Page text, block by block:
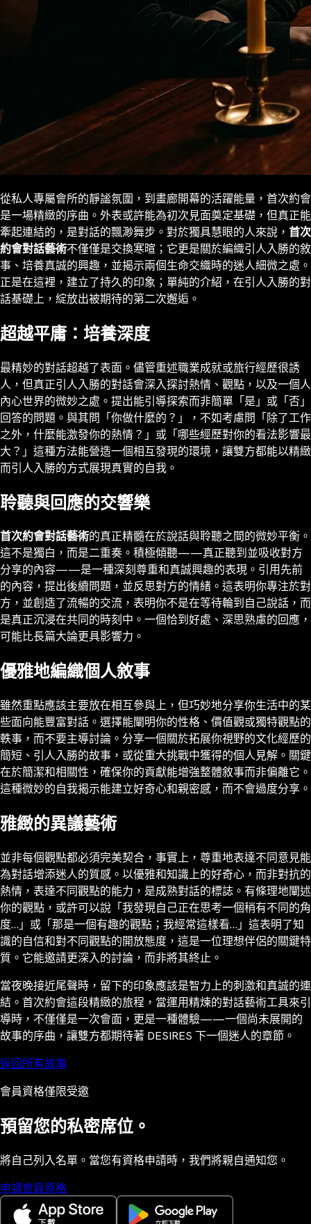
從私人專屬會所的靜謐氛圍，到畫廊開幕的活躍能量，首次約會
是一場精緻的序曲。外表或許能為初次見面奠定基礎，但真正能
牽起連結的，是對話的飄渺舞步。對於獨具慧眼的人來說， 首次
約會對話藝術不僅僅是交換寒暄；它更是關於編織引人入勝的敘
事、培養真誠的興趣，並揭示兩個生命交織時的迷人細微之處。
正是在這裡，建立了持久的印象；單純的介紹，在引人入勝的對
話基礎上，綻放出被期待的第二次邂逅。
超越平庸：培養深度
最精妙的對話超越了表面。儘管重述職業成就或旅行經歷很誘
人，但真正引人入勝的對話會深入探討熱情、觀點，以及一個人
內心世界的微妙之處。提出能引導探索而非簡單「是」或「否」
回答的問題。與其問「你做什麼的？」，不如考慮問「除了工作
之外，什麼能激發你的熱情？」或「哪些經歷對你的看法影響最
大？」這種方法能營造一個相互發現的環境，讓雙方都能以精緻
而引人入勝的方式展現真實的自我。
聆聽與回應的交響樂
首次約會對話藝術的真正精髓在於說話與聆聽之間的微妙平衡。
這不是獨白，而是二重奏。積極傾聽——真正聽到並吸收對方
分享的內容——是一種深刻尊重和真誠興趣的表現。引用先前
的內容，提出後續問題，並反思對方的情緒。這表明你專注於對
方，並創造了流暢的交流，表明你不是在等待輪到自己說話，而
是真正沉浸在共同的時刻中。一個恰到好處、深思熟慮的回應，
可能比長篇大論更具影響力。
優雅地編織個人敘事
雖然重點應該主要放在相互參與上，但巧妙地分享你生活中的某
些面向能豐富對話。選擇能闡明你的性格、價值觀或獨特觀點的
軼事，而不要主導討論。分享一個關於拓展你視野的文化經歷的
簡短、引人入勝的故事，或從重大挑戰中獲得的個人見解。關鍵
在於簡潔和相關性，確保你的貢獻能增強整體敘事而非偏離它。
這種微妙的自我揭示能建立好奇心和親密感，而不會過度分享。
雅緻的異議藝術
並非每個觀點都必須完美契合，事實上，尊重地表達不同意見能
為對話增添迷人的質感。以優雅和知識上的好奇心，而非對抗的
熱情，表達不同觀點的能力，是成熟對話的標誌。有條理地闡述
你的觀點，或許可以說「我發現自己正在思考一個稍有不同的角
度…」或「那是一個有趣的觀點；我經常這樣看…」這表明了知
識的自信和對不同觀點的開放態度，這是一位理想伴侶的關鍵特
質。它能邀請更深入的討論，而非將其終止。
當夜晚接近尾聲時，留下的印象應該是智力上的刺激和真誠的連
結。首次約會這段精緻的旅程，當運用精煉的對話藝術工具來引
導時，不僅僅是一次會面，更是一種體驗——一個尚未展開的
故事的序曲，讓雙方都期待著 DESIRES 下一個迷人的章節。
返回所有故事
會員資格僅限受邀
預留您的私密席位。
將自己列入名單。當您有資格申請時，我們將親自通知您。
申請會員資格